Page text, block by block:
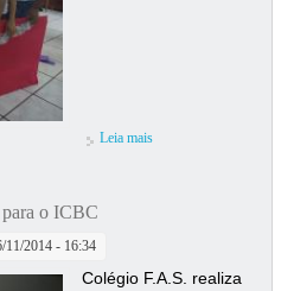
Leia mais
o ICBC
11/2014 - 16:34
Colégio F.A.S. realiza